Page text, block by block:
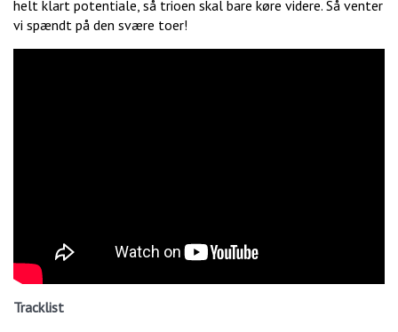
helt klart potentiale, så trioen skal bare køre videre. Så venter
vi spændt på den svære toer!
Tracklist